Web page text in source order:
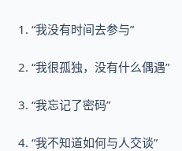
“我没有时间去参与”
“我很孤独，没有什么偶遇”
“我忘记了密码”
“我不知道如何与人交谈”